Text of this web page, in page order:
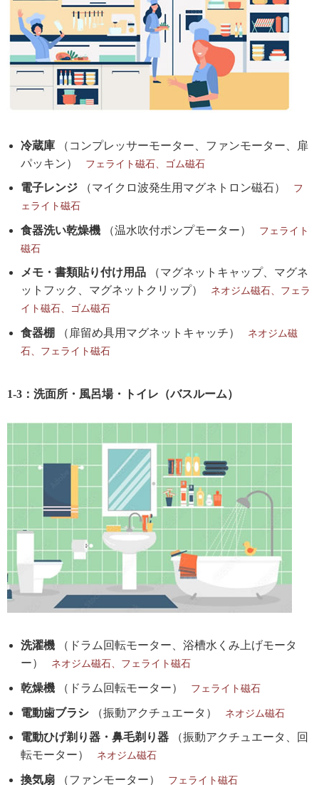
冷蔵庫 （コンプレッサーモーター、ファンモーター、扉
パッキン）
フェライト磁石、ゴム磁石
電子レンジ （マイクロ波発生用マグネトロン磁石）
フ
ェライト磁石
食器洗い乾燥機 （温水吹付ポンプモーター）
フェライト
磁石
メモ・書類貼り付け用品 （マグネットキャップ、マグネ
ットフック、マグネットクリップ）
ネオジム磁石、フェラ
イト磁石、ゴム磁石
食器棚 （扉留め具用マグネットキャッチ）
ネオジム磁
石、フェライト磁石
1-3：洗面所・風呂場・トイレ（バスルーム）
洗濯機 （ドラム回転モーター、浴槽水くみ上げモータ
ー）
ネオジム磁石、フェライト磁石
乾燥機 （ドラム回転モーター） フェライト磁石
電動歯ブラシ （振動アクチュエータ） ネオジム磁石
電動ひげ剃り器・鼻毛剃り器 （振動アクチュエータ、回
転モーター）
ネオジム磁石
換気扇 （ファンモーター） フェライト磁石